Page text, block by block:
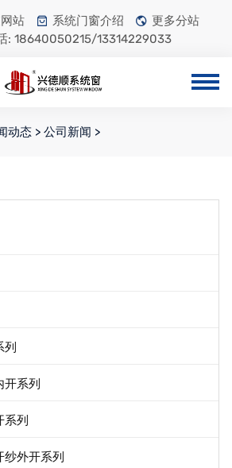
站 系统门窗介绍
更多分站
: 18640050215/13314229033
动态 > 公司新闻 >
系列
列
外开系列